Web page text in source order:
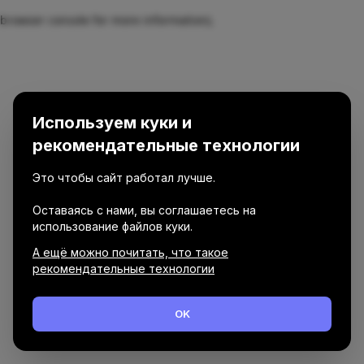
browser console for more information)
Используем куки и
рекомендательные технологии
Это чтобы сайт работал лучше.
Оставаясь с нами, вы соглашаетесь на
использование файлов куки.
А ещё можно почитать, что такое
рекомендательные технологии
OK